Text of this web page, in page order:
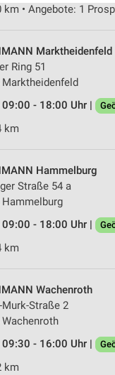
km • Angebote: 1
Marktheidenfeld
Ring 51
Marktheidenfeld
09:00 - 18:00 Uhr |
km
Hammelburg
Straße 54 a
Hammelburg
09:00 - 18:00 Uhr |
km
Wachenroth
Straße 2
Wachenroth
09:30 - 16:00 Uhr |
km
folgende Zwecke:
Zugriff auf
Daten zur Auswahl
für personalisierte
zur Auswahl
zur Personalisierung
zur Auswahl